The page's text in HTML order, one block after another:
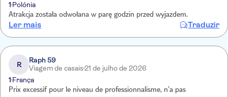
1 Polónia
Atrakcja została odwołana w parę godzin przed wyjazdem.
Ler mais Traduzir
R
Raph 59
Viagem de casais21 de julho de 2026
1 França
Prix excessif pour le niveau de professionnalisme, n’a pas